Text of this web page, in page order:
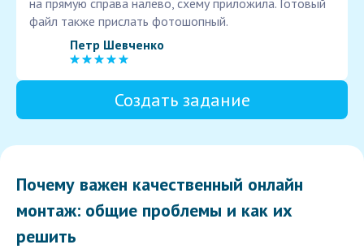
на прямую справа налево, схему приложила. Готовый
файл также прислать фотошопный.
Петр Шевченко
Создать задание
Почему важен качественный онлайн
монтаж: общие проблемы и как их
решить